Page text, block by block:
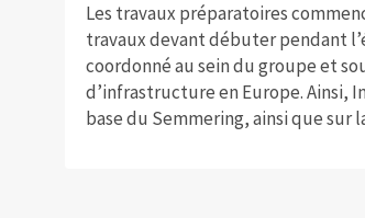
Les travaux préparatoires
travaux devant débuter pendant
coordonné au sein du groupe et
d’infrastructure en Europe. Ainsi,
base du Semmering, ainsi que sur